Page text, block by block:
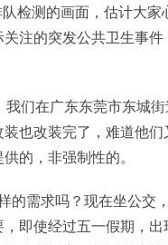
检测的画面，估计大
注的突发公共卫生事
们在广东东莞市东城
也改装完了，难道他
的，非强制性的。
的需求吗？现在坐公
即使经过五一假期，